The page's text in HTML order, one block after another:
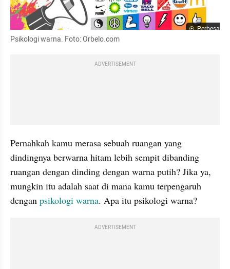
Perbesar
Psikologi warna. Foto: Orbelo.com
ADVERTISEMENT
Pernahkah kamu merasa sebuah ruangan yang
dindingnya berwarna hitam lebih sempit dibanding
ruangan dengan dinding dengan warna putih? Jika ya,
mungkin itu adalah saat di mana kamu terpengaruh
dengan psikologi warna. Apa itu psikologi warna?
ADVERTISEMENT